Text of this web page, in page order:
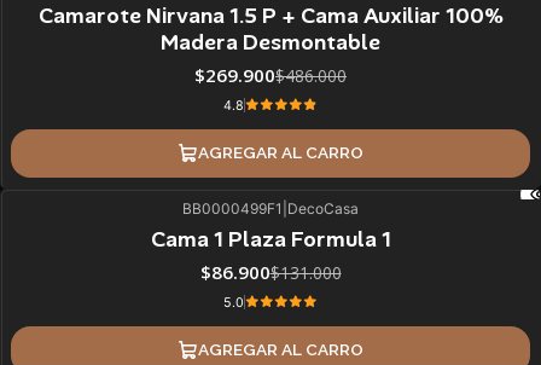
Camarote Nirvana 1.5 P + Cama Auxiliar 100%
Madera Desmontable
$269.900$486.000
4.8
AGREGAR AL CARRO
BB0000499F1 DecoCasa
Cama 1 Plaza Formula 1
$86.900$131.000
5.0
AGREGAR AL CARRO